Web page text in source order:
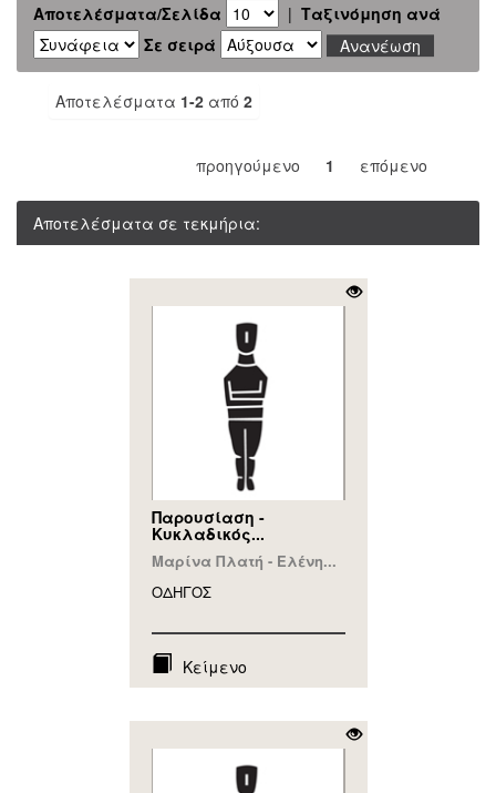
Αποτελέσματα/Σελίδα | Ταξινόμηση ανά
Σε σειρά
Αποτελέσματα 1-2 από 2
προηγούμενο 1 επόμενο
Αποτελέσματα σε τεκμήρια:
Παρουσίαση -
Κυκλαδικός...
Μαρίνα Πλατή - Ελένη...
ΟΔΗΓΟΣ
Κείμενο